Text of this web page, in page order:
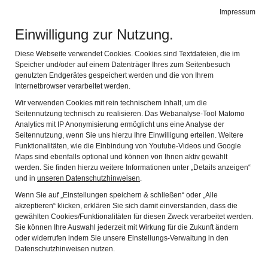
Impressum
Einwilligung zur Nutzung.
Diese Webseite verwendet Cookies. Cookies sind Textdateien, die im
Speicher und/oder auf einem Datenträger Ihres zum Seitenbesuch
genutzten Endgerätes gespeichert werden und die von Ihrem
Internetbrowser verarbeitet werden.
Wir verwenden Cookies mit rein technischem Inhalt, um die
Seitennutzung technisch zu realisieren. Das Webanalyse-Tool Matomo
Analytics mit IP Anonymisierung ermöglicht uns eine Analyse der
Seitennutzung, wenn Sie uns hierzu Ihre Einwilligung erteilen. Weitere
Funktionalitäten, wie die Einbindung von Youtube-Videos und Google
Maps sind ebenfalls optional und können von Ihnen aktiv gewählt
werden. Sie finden hierzu weitere Informationen unter „Details anzeigen“
und in unseren Datenschutzhinweisen.
Wenn Sie auf „Einstellungen speichern & schließen“ oder „Alle
akzeptieren“ klicken, erklären Sie sich damit einverstanden, dass die
gewählten Cookies/Funktionalitäten für diesen Zweck verarbeitet werden.
Sie können Ihre Auswahl jederzeit mit Wirkung für die Zukunft ändern
oder widerrufen indem Sie unsere Einstellungs-Verwaltung in den
Datenschutzhinweisen nutzen.
Spessartmuseum
Zurück